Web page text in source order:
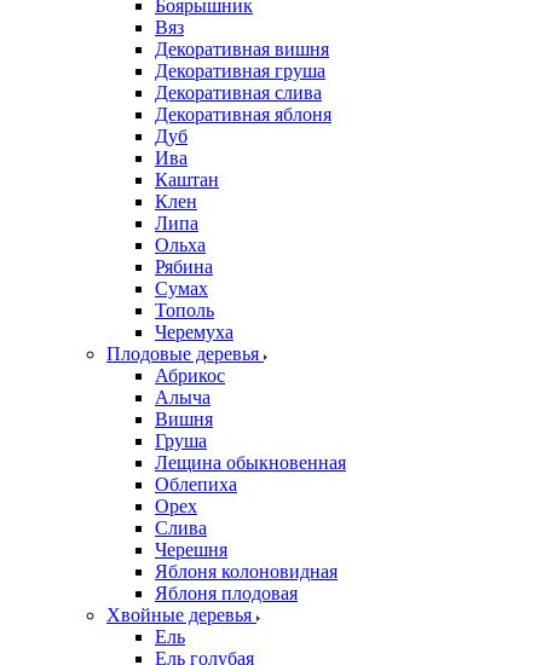
Боярышник
Вяз
Декоративная вишня
Декоративная груша
Декоративная слива
Декоративная яблоня
Дуб
Ива
Каштан
Клен
Липа
Ольха
Рябина
Сумах
Тополь
Черемуха
Плодовые деревья
Абрикос
Алыча
Вишня
Груша
Лещина обыкновенная
Облепиха
Орех
Слива
Черешня
Яблоня колоновидная
Яблоня плодовая
Хвойные деревья
Ель
Ель голубая